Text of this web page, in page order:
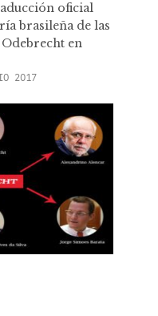
oficial
brasileña de las
en
2017